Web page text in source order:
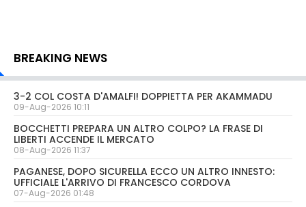
BREAKING NEWS
3-2 COL COSTA D'AMALFI! DOPPIETTA PER AKAMMADU
09-Aug-2026 10:11
BOCCHETTI PREPARA UN ALTRO COLPO? LA FRASE DI
LIBERTI ACCENDE IL MERCATO
08-Aug-2026 11:37
PAGANESE, DOPO SICURELLA ECCO UN ALTRO INNESTO:
UFFICIALE L'ARRIVO DI FRANCESCO CORDOVA
07-Aug-2026 01:48